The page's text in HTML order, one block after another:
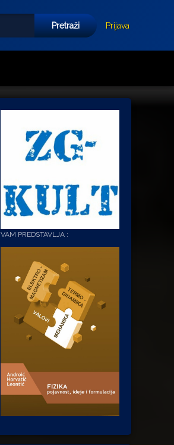
Prijava
VAM PREDSTAVLJA :